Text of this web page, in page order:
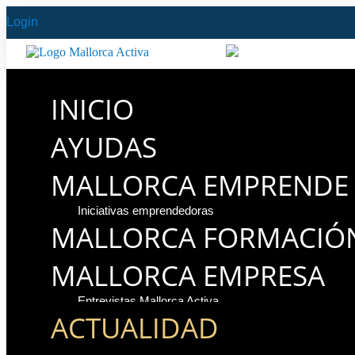
Login
INICIO
AYUDAS
MALLORCA EMPRENDE
Iniciativas emprendedoras
MALLORCA
MALLORCA EMPRESA
Entrevistas Mallorca Activa
ACTUALIDAD